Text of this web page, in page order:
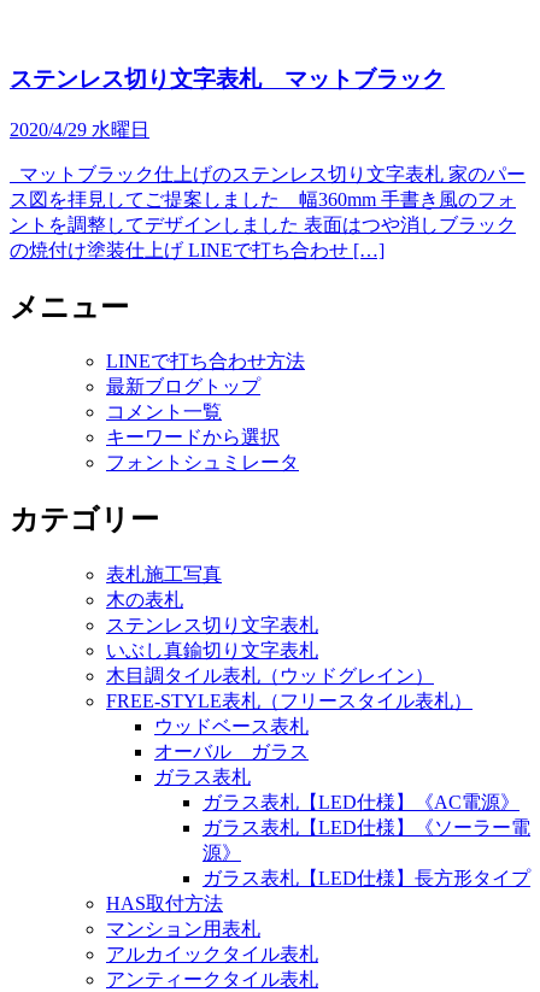
ステンレス切り文字表札 マットブラック
2020/4/29 水曜日
マットブラック仕上げのステンレス切り文字表札 家のパー
ス図を拝見してご提案しました 幅360mm 手書き風のフォ
ントを調整してデザインしました 表面はつや消しブラック
の焼付け塗装仕上げ LINEで打ち合わせ […]
メニュー
LINEで打ち合わせ方法
最新ブログトップ
コメント一覧
キーワードから選択
フォントシュミレータ
カテゴリー
表札施工写真
木の表札
ステンレス切り文字表札
いぶし真鍮切り文字表札
木目調タイル表札（ウッドグレイン）
FREE-STYLE表札（フリースタイル表札）
ウッドベース表札
オーバル ガラス
ガラス表札
ガラス表札【LED仕様】《AC電源》
ガラス表札【LED仕様】《ソーラー電
源》
ガラス表札【LED仕様】長方形タイプ
HAS取付方法
マンション用表札
アルカイックタイル表札
アンティークタイル表札